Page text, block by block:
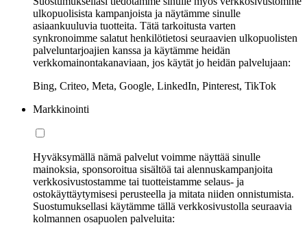
ulkopuolisista kampanjoista ja näytämme sinulle
asiaankuuluvia tuotteita. Tätä tarkoitusta varten
synkronoimme salatut henkilötietosi seuraavien ulkopuolisten
palveluntarjoajien kanssa ja käytämme heidän
verkkomainontakanaviaan, jos käytät jo heidän palvelujaan:
Bing, Criteo, Meta, Google, LinkedIn, Pinterest, TikTok
Markkinointi
Hyväksymällä nämä palvelut voimme näyttää sinulle
mainoksia, sponsoroitua sisältöä tai alennuskampanjoita
verkkosivustostamme tai tuotteistamme selaus- ja
ostokäyttäytymisesi perusteella ja mitata niiden onnistumista.
Suostumuksellasi käytämme tällä verkkosivustolla seuraavia
kolmannen osapuolen palveluita: